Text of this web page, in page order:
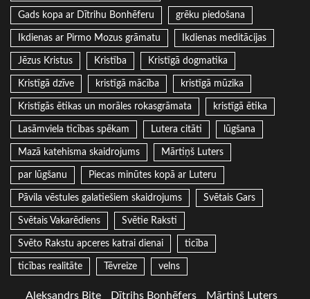
Gads kopa ar Dītrihu Bonhēferu grēku piedošana
Ikdienas ar Pirmo Mozus grāmatu Ikdienas meditācijas
Jēzus Kristus Kristība Kristīgā dogmatika
Kristīgā dzīve kristīgā mācība kristīgā mūzika
Kristīgās ētikas un morāles rokasgrāmata kristīgā ētika
Lasāmviela ticības spēkam Lutera citāti lūgšana
Mazā katehisma skaidrojums Mārtiņš Luters
par lūgšanu Piecas minūtes kopā ar Luteru
Pāvila vēstules galatiešiem skaidrojums Svētais Gars
Svētais Vakarēdiens Svētie Raksti
Svēto Rakstu apceres katrai dienai ticība
ticības realitāte Tēvreize velns
Aleksandrs Bite Dītrihs Bonhēfers Mārtiņš Luters